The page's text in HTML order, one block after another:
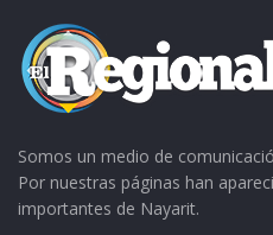
acontecimiento. ¡Allá
Somos un medio de
Por nuestras páginas han
importantes de Nayarit.